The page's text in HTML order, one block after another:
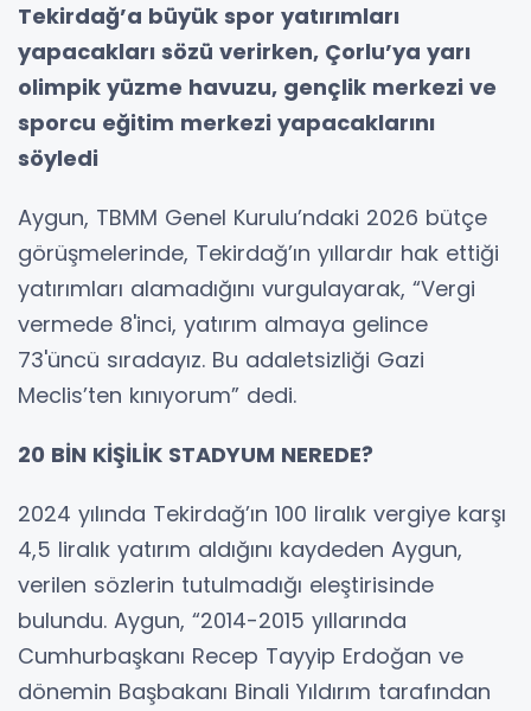
Tekirdağ’a büyük spor yatırımları
yapacakları sözü verirken, Çorlu’ya yarı
olimpik yüzme havuzu, gençlik merkezi ve
sporcu eğitim merkezi yapacaklarını
söyledi
Aygun, TBMM Genel Kurulu’ndaki 2026 bütçe
görüşmelerinde, Tekirdağ’ın yıllardır hak ettiği
yatırımları alamadığını vurgulayarak, “Vergi
vermede 8'inci, yatırım almaya gelince
73'üncü sıradayız. Bu adaletsizliği Gazi
Meclis’ten kınıyorum” dedi.
20 BİN KİŞİLİK STADYUM NEREDE?
2024 yılında Tekirdağ’ın 100 liralık vergiye karşı
4,5 liralık yatırım aldığını kaydeden Aygun,
verilen sözlerin tutulmadığı eleştirisinde
bulundu. Aygun, “2014-2015 yıllarında
Cumhurbaşkanı Recep Tayyip Erdoğan ve
dönemin Başbakanı Binali Yıldırım tarafından